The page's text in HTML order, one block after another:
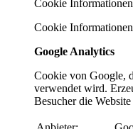
Cookie
Cookie
Google Analytics
Cookie von Google,
verwendet wird.
Besucher die